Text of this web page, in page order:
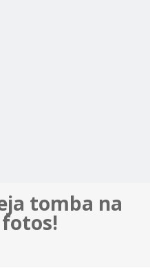
tomba na
fotos!